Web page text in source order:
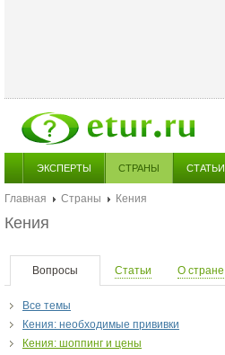
ЭКСПЕРТЫ СТРАНЫ СТАТЬИ
Главная Страны
Кения
Кения
Вопросы Статьи О стране
Все темы
Кения: необходимые прививки
Кения: шоппинг и цены